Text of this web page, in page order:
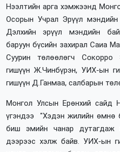
Нээлтийн арга хэмжээнд
Осорын Учрал Эрүүл
Дэлхийн эрүүл мэндийн
баруун бүсийн захирал Саиа
Суурин төлөөлөгч
гишүүн Ж.Чинбүрэн, УИХ-ын
гишүүн Д.Ганмаа, салбарын
Монгол Улсын Ерөнхий сайд
үгэндээ "Хэдэн жилийн өмнө
биш эмийн чанар дутагдаж
дээрээс хэлж байв. УИХ-ын